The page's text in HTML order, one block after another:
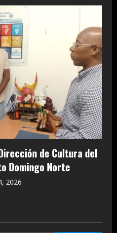
de Cultura del
Domingo Norte
2026